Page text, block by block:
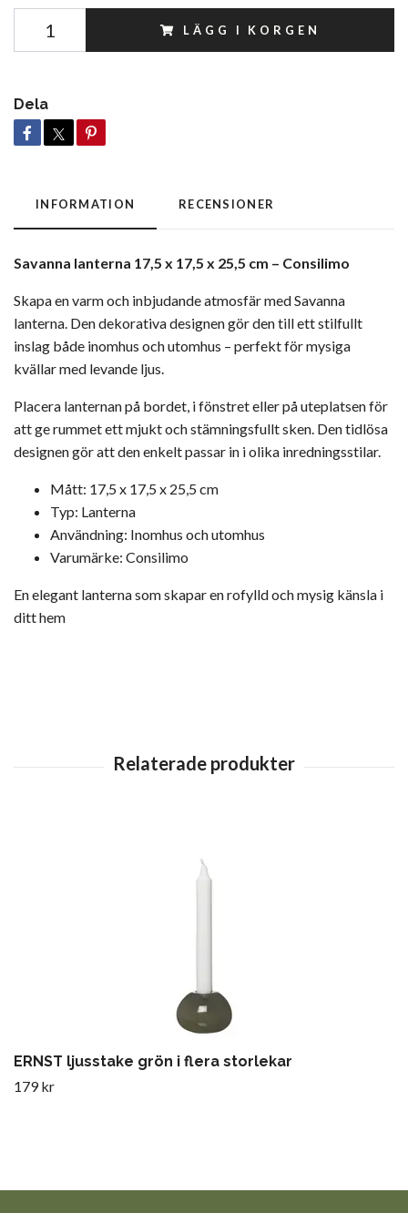
LÄGG I KORGEN
Dela
INFORMATION RECENSIONER
Savanna lanterna 17,5 x 17,5 x 25,5 cm – Consilimo
Skapa en varm och inbjudande atmosfär med Savanna
lanterna. Den dekorativa designen gör den till ett stilfullt
inslag både inomhus och utomhus – perfekt för mysiga
kvällar med levande ljus.
Placera lanternan på bordet, i fönstret eller på uteplatsen för
att ge rummet ett mjukt och stämningsfullt sken. Den tidlösa
designen gör att den enkelt passar in i olika inredningsstilar.
Mått: 17,5 x 17,5 x 25,5 cm
Typ: Lanterna
Användning: Inomhus och utomhus
Varumärke: Consilimo
En elegant lanterna som skapar en rofylld och mysig känsla i
ditt hem
ERNST ljusstake grön i flera storlekar
179 kr